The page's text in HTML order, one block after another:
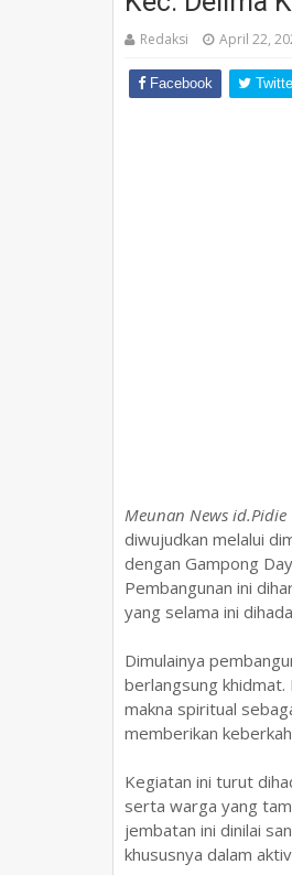
Redaksi April 22,
Facebook
Meunan News id.Pidie
diwujudkan melalui
dengan Gampong
Pembangunan ini
yang selama ini
Dimulainya
berlangsung
makna spiritual
memberikan
Kegiatan ini turut
serta warga yang
jembatan ini dinilai
khususnya dalam